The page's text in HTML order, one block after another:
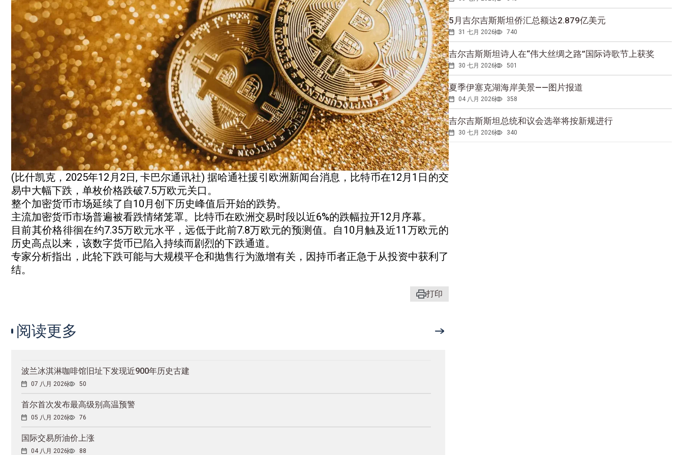
(比什凯克，2025年12月2日, 卡巴尔通讯社) 据哈通社援引欧洲新闻台消息，比特币在12月1日的交
易中大幅下跌，单枚价格跌破7.5万欧元关口。
整个加密货币市场延续了自10月创下历史峰值后开始的跌势。
主流加密货币市场普遍被看跌情绪笼罩。比特币在欧洲交易时段以近6%的跌幅拉开12月序幕。
目前其价格徘徊在约7.35万欧元水平，远低于此前7.8万欧元的预测值。自10月触及近11万欧元的
历史高点以来，该数字货币已陷入持续而剧烈的下跌通道。
专家分析指出，此轮下跌可能与大规模平仓和抛售行为激增有关，因持币者正急于从投资中获利了
结。
打印
5月吉尔吉斯斯坦侨汇总额达2.879亿美元
31 七月 2026 740
吉尔吉斯斯坦诗人在“伟大丝绸之路”国际诗歌节上获奖
30 七月 2026 501
夏季伊塞克湖海岸美景——图片报道
04 八月 2026 358
吉尔吉斯斯坦总统和议会选举将按新规进行
30 七月 2026 340
阅读更多
波兰冰淇淋咖啡馆旧址下发现近900年历史古建
07 八月 2026 50
首尔首次发布最高级别高温预警
05 八月 2026 76
国际交易所油价上涨
04 八月 2026 88